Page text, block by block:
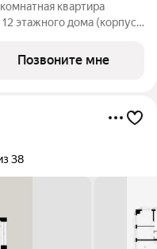
квартира
этажного дома (корпус
метро «Водный
Позвоните мне
38